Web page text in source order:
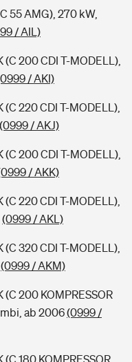
55 AMG), 270 kW,
/ AIL)
200 CDI T-MODELL),
/ AKI)
220 CDI T-MODELL),
(0999 / AKJ)
200 CDI T-MODELL),
/ AKK)
220 CDI T-MODELL),
(0999 / AKL)
320 CDI T-MODELL),
(0999 / AKM)
200 KOMPRESSOR
ab 2006(0999 /
180 KOMPRESSOR